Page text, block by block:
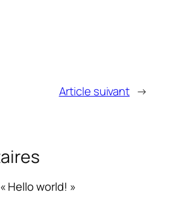
Article suivant →
Hello world! »